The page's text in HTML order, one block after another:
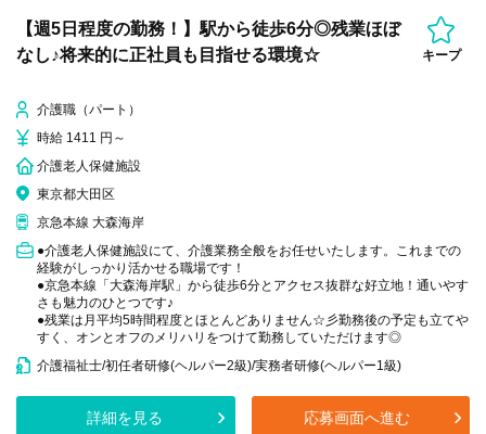
【週5日程度の勤務！】駅から徒歩6分◎残業ほぼ
なし♪将来的に正社員も目指せる環境☆
キープ
介護職（パート）
時給 1411 円～
介護老人保健施設
東京都大田区
京急本線 大森海岸
●介護老人保健施設にて、介護業務全般をお任せいたします。これまでの
経験がしっかり活かせる職場です！
●京急本線「大森海岸駅」から徒歩6分とアクセス抜群な好立地！通いやす
さも魅力のひとつです♪
●残業は月平均5時間程度とほとんどありません☆彡勤務後の予定も立てや
すく、オンとオフのメリハリをつけて勤務していただけます◎
介護福祉士/初任者研修(ヘルパー2級)/実務者研修(ヘルパー1級)
詳細を見る 応募画面へ進む